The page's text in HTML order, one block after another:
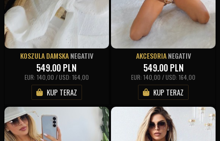
KOSZULA DAMSKANEGATIV
549.00PLN
EUR: 140,00 / USD: 164,00
KUP TERAZ
AKCESORIANEGATIV
549.00PLN
EUR: 140,00 / USD: 164,00
KUP TERAZ